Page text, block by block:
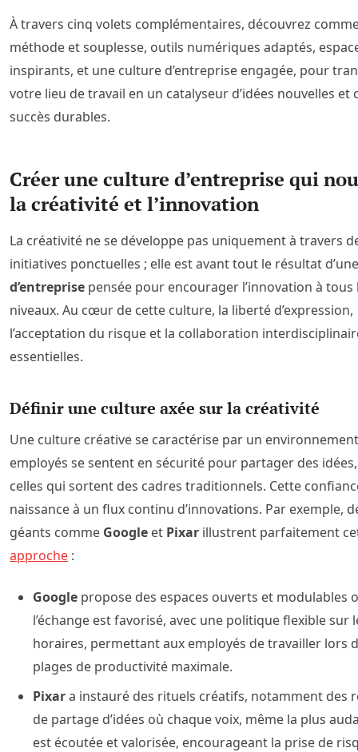
À travers cinq volets complémentaires, découvrez
méthode et souplesse, outils numériques adaptés,
inspirants, et une culture d’entreprise engagée, pour
votre lieu de travail en un catalyseur d’idées nouvelles et
succès durables.
Créer une culture d’entreprise qui
la créativité et l’innovation
La créativité ne se développe pas uniquement à travers
initiatives ponctuelles ; elle est avant tout le résultat
d’entreprise pensée pour encourager l’innovation à tous
niveaux. Au cœur de cette culture, la liberté d’expression,
l’acceptation du risque et la collaboration
essentielles.
Définir une culture axée sur la créativité
Une culture créative se caractérise par un
employés se sentent en sécurité pour partager des
celles qui sortent des cadres traditionnels. Cette
naissance à un flux continu d’innovations. Par exemple,
géants comme Google et Pixar illustrent parfaitement
approche :
Googlepropose des espaces ouverts et modulables
l’échange est favorisé, avec une politique flexible sur
horaires, permettant aux employés de travailler lors
plages de productivité maximale.
Pixara instauré des rituels créatifs, notamment des
de partage d’idées où chaque voix, même la plus
est écoutée et valorisée, encourageant la prise de